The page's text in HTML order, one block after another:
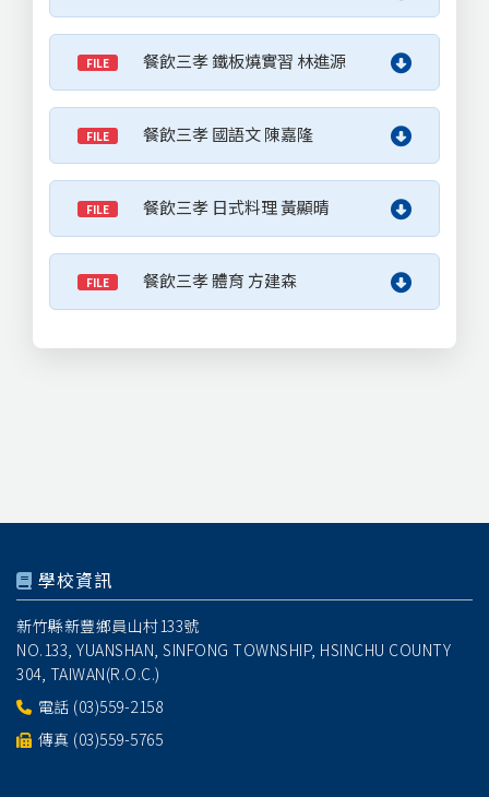
FILE 餐飲三孝 鐵板燒實習 林進源
FILE 餐飲三孝 國語文 陳嘉隆
FILE 餐飲三孝 日式料理 黃顯晴
FILE 餐飲三孝 體育 方建森
學校資訊
新竹縣新豐鄉員山村133號
NO.133, YUANSHAN, SINFONG TOWNSHIP, HSINCHU COUNTY
304, TAIWAN(R.O.C.)
電話 (03)559-2158
傳真 (03)559-5765